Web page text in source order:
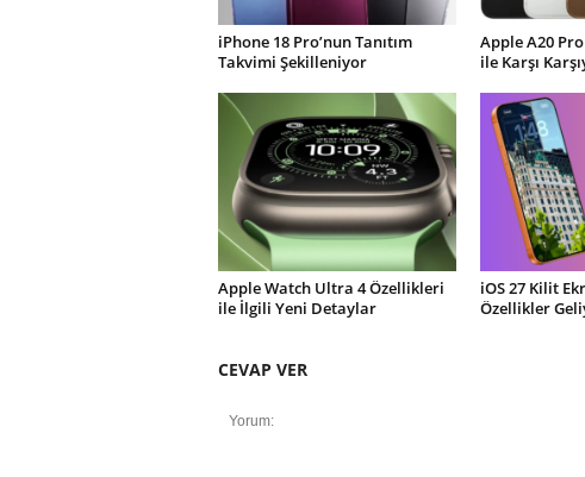
iPhone 18 Pro’nun Tanıtım
Takvimi Şekilleniyor
Apple A20
ile Karşı
Apple Watch Ultra 4 Özellikleri
ile İlgili Yeni Detaylar
iOS 27 Kilit
Özellikler
CEVAP VER